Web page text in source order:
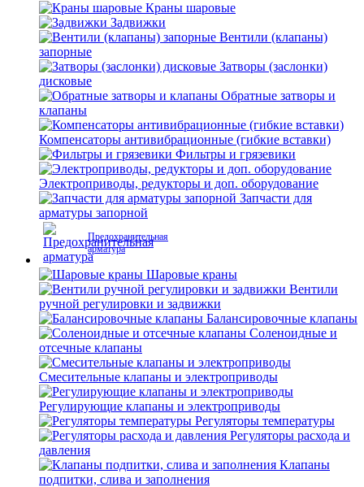
Краны шаровые
Задвижки
Вентили (клапаны)
запорные
Затворы (заслонки)
дисковые
Обратные затворы и
клапаны
Компенсаторы антивибрационные (гибкие вставки)
Фильтры и грязевики
Электроприводы, редукторы и доп. оборудование
Запчасти для
арматуры запорной
Предохранительная
арматура
Шаровые краны
Вентили
ручной регулировки и задвижки
Балансировочные клапаны
Соленоидные и
отсечные клапаны
Смесительные клапаны и электроприводы
Регулирующие клапаны и электроприводы
Регуляторы температуры
Регуляторы расхода и
давления
Клапаны
подпитки, слива и заполнения